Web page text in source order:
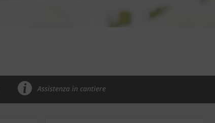
Assistenza in cantiere